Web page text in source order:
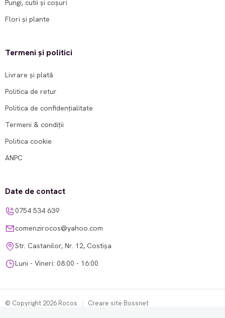
Pungi, cutii și coșuri
Flori și plante
Termeni și politici
Livrare și plată
Politica de retur
Politica de confidențialitate
Termeni & condiții
Politica cookie
ANPC
Date de contact
0754 534 639
comenzirocos@yahoo.com
Str. Castanilor, Nr. 12, Costișa
Luni - Vineri: 08:00 - 16:00
© Copyright 2026 Rocos | Creare site Bossnet